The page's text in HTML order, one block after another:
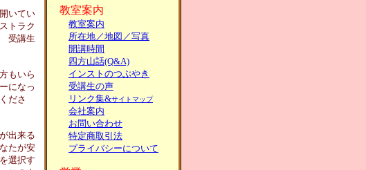
いてい
トラク
受講生
もいら
になっ
ださ
出来る
たが安
選択す
教室案内
教室案内
所在地／地図／写真
開講時間
四方山話(Q&A)
インストのつぶやき
受講生の声
リンク集&サイトマップ
会社案内
お問い合わせ
特定商取引法
プライバシーについて